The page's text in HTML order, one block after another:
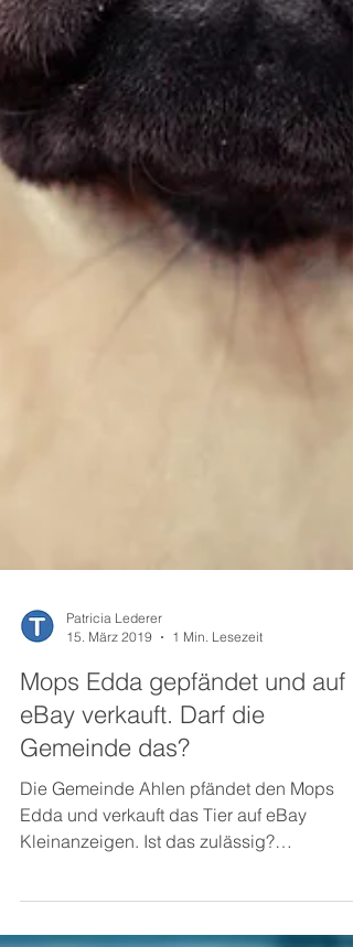
15. März 2019
1 Min. Lesezeit
Mops Edda gepfändet und auf
eBay verkauft. Darf die
Gemeinde das?
Die Gemeinde Ahlen pfändet den Mops
Edda und verkauft das Tier auf eBay
Hundesteuer 15. März 2019 Die...